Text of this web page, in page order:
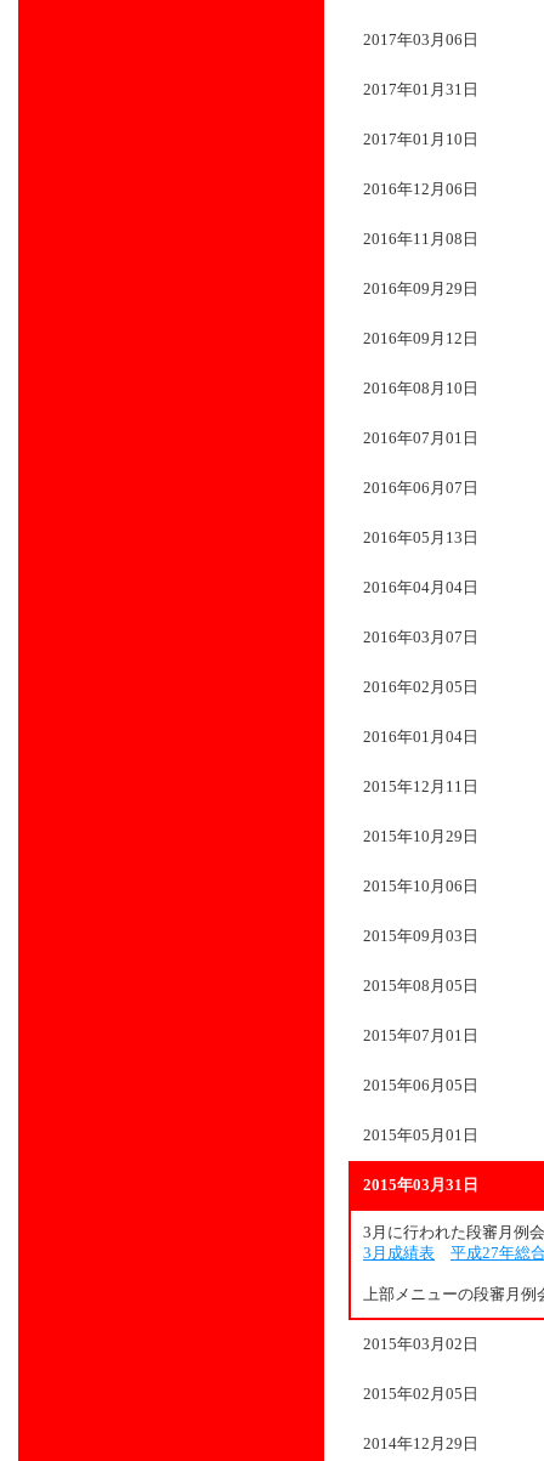
2017年03月06日
2017年01月31日
2017年01月10日
2016年12月06日
2016年11月08日
2016年09月29日
2016年09月12日
2016年08月10日
2016年07月01日
2016年06月07日
2016年05月13日
2016年04月04日
2016年03月07日
2016年02月05日
2016年01月04日
2015年12月11日
2015年10月29日
2015年10月06日
2015年09月03日
2015年08月05日
2015年07月01日
2015年06月05日
2015年05月01日
2015年03月31日
3月に行われた段審月例
3月成績表
平成27年総
上部メニューの段審月例
2015年03月02日
2015年02月05日
2014年12月29日